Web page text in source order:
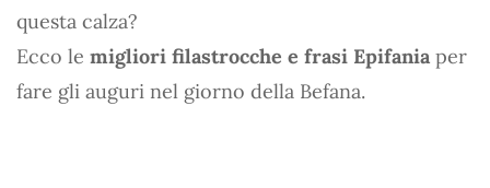
questa calza?
Ecco le migliori filastrocche e frasi Epifania per
fare gli auguri nel giorno della Befana.